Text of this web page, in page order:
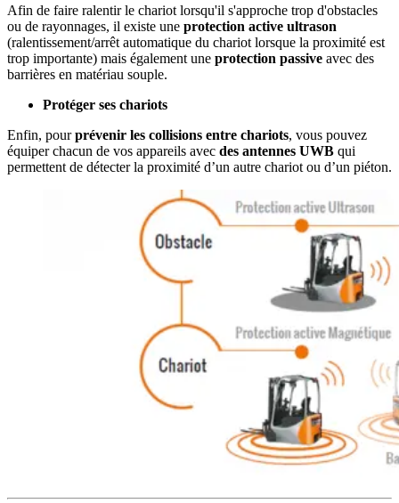
Afin de faire ralentir le chariot lorsqu'il s'approche trop d'obstacles
ou de rayonnages, il existe une protection active ultrason
(ralentissement/arrêt automatique du chariot lorsque la proximité est
trop importante) mais également une protection passive avec des
barrières en matériau souple.
Protéger ses chariots
Enfin, pourprévenir les collisions entre chariots, vous pouvez
équiper chacun de vos appareils avec des antennes UWB qui
permettent de détecter la proximité d’un autre chariot ou d’un piéton.